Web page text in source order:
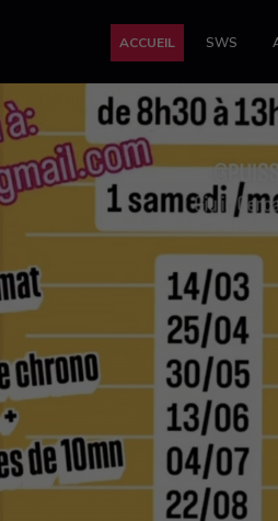
ACCUEIL SWS